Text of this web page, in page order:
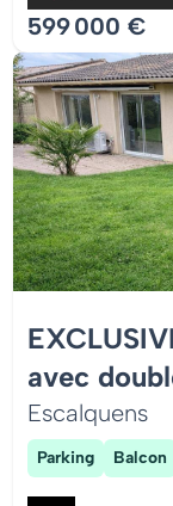
599 000 €
avec
Escalquens
Parking Balcon